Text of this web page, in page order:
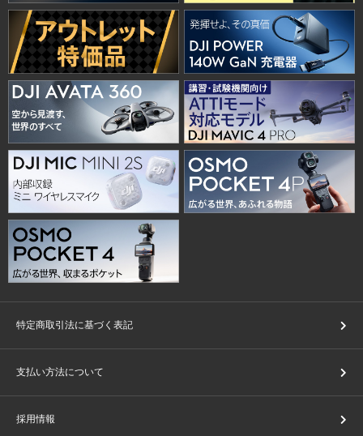
特定商取引法に基づく表記
支払い方法について
採用情報